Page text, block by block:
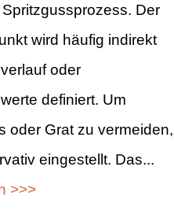
Der
wird häufig indirekt
oder
definiert. Um
oder Grat zu vermeiden,
eingestellt. Das...
>>>